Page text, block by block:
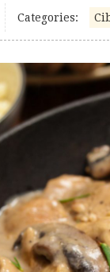
Categories: